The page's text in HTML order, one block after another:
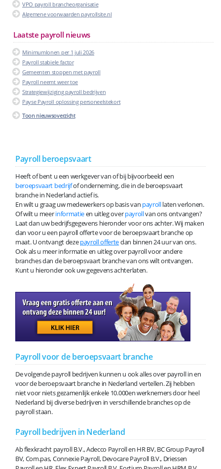
VPO payroll brancheorganisatie
Algemene voorwaarden payrollsite.nl
Laatste payroll nieuws
Minimumlonen per 1 juli 2026
Payroll stabiele factor
Gemeenten stoppen met payroll
Payroll neemt weer toe
Strategiewijziging payroll bedrijven
Payse Payroll oplossing personeelstekort
Toon nieuwsoverzicht
Payroll beroepsvaart
Heeft of bent u een werkgever van of bij bijvoorbeeld een
beroepsvaart bedrijfof onderneming, die in de beroepsvaart
branche in Nederland actief is.
En wilt u graag uw medewerkers op basis van payrolllaten verlonen.
Of wilt u meerinformatieen uitleg overpayrollvan ons ontvangen?
Laat dan uw bedrijfsgegevens hieronder voor ons achter. Wij maken
dan voor u een payroll offerte voor de beroepsvaart branche op
maat. U ontvangt dezepayroll offertedan binnen 24 uur van ons.
Ook als u meer informatie en uitleg over payroll voor andere
branches dan de beroepsvaart branche van ons wilt ontvangen.
Kunt u hieronder ook uw gegevens achterlaten.
Payroll voor de beroepsvaart branche
De volgende payroll bedrijven kunnen u ook alles over payroll in en
voor de beroepsvaart branche in Nederland vertellen. Zij hebben
niet voor niets gezamenlijk enkele 10.000en werknemers door heel
Nederland bij diverse bedrijven in verschillende branches op de
payroll staan.
Payroll bedrijven in Nederland
Ab flexkracht payroll B.V., Adecco Payroll en HR BV, BC Group Payroll
BV, Com.pas, Connexie Payroll, Devocare Payroll B.V., Driessen